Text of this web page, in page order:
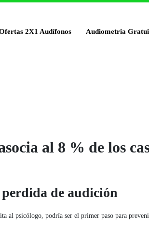
2X1 Audífonos Audiometria
al 8 % de los
de audición
al psicólogo, podría ser el primer paso para